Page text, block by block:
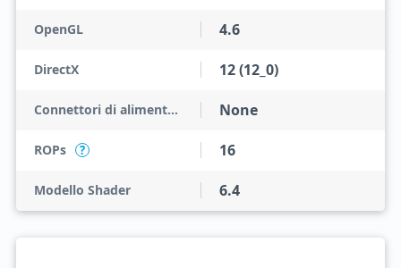
OpenGL 4.6
DirectX 12 (12_0)
Connettori di alimentazione None
ROPs ? 16
Modello Shader 6.4